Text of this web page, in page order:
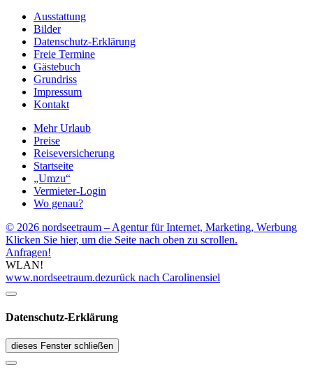
Ausstattung
Bilder
Datenschutz-Erklärung
Freie Termine
Gästebuch
Grundriss
Impressum
Kontakt
Mehr Urlaub
Preise
Reiseversicherung
Startseite
„Umzu“
Vermieter-Login
Wo genau?
© 2026 nordseetraum – Agentur für Internet, Marketing, Werbung
Klicken Sie hier, um die Seite nach oben zu scrollen.
Anfragen!
WLAN!
www.nordseetraum.dezurück nach Carolinensiel
Datenschutz-Erklärung
dieses Fenster schließen